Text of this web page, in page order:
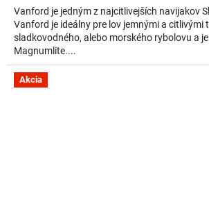
Vanford je jedným z najcitlivejších navijakov
Vanford je ideálny pre lov jemnými a citlivými
sladkovodného, alebo morského rybolovu a
Magnumlite....
Akcia